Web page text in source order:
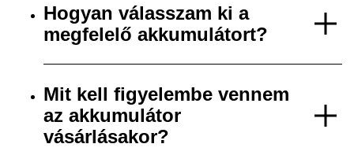
Hogyan válasszam ki a
megfelelő akkumulátort?
Mit kell figyelembe vennem
az akkumulátor
vásárlásakor?